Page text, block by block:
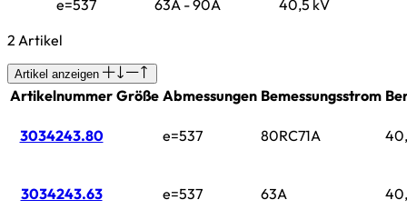
e=537
63A - 90A
40,5 kV
2 Artikel
Artikel anzeigen
Artikelnummer Größe Abmessungen Bemessungsstrom
3034243.80 e=537 80RC71A
3034243.63 e=537 63A